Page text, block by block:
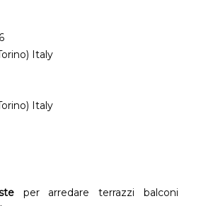
Italy
Italy
per arredare terrazzi balconi